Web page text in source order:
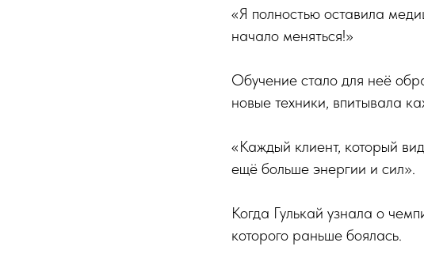
«Я полностью оставила
начало меняться!»
Обучение стало для неё
новые техники, впитывала
«Каждый клиент, который
ещё больше энергии и сил».
Когда Гулькай узнала о
которого раньше боялась.